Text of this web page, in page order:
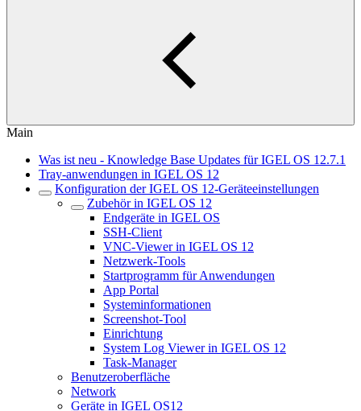
Main
Was ist neu - Knowledge Base Updates für IGEL OS 12.7.1
Tray-anwendungen in IGEL OS 12
Konfiguration der IGEL OS 12-Geräteeinstellungen
Zubehör in IGEL OS 12
Endgeräte in IGEL OS
SSH-Client
VNC-Viewer in IGEL OS 12
Netzwerk-Tools
Startprogramm für Anwendungen
App Portal
Systeminformationen
Screenshot-Tool
Einrichtung
System Log Viewer in IGEL OS 12
Task-Manager
Benutzeroberfläche
Network
Geräte in IGEL OS12